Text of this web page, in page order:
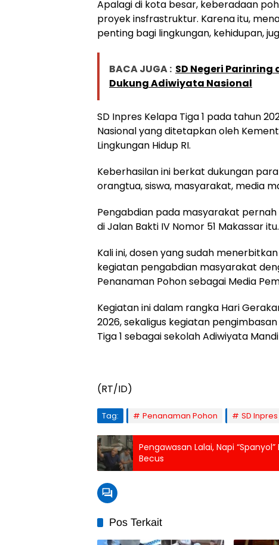
Apalagi di kota besar, keberadaan
proyek insfrastruktur. Karena itu,
penting bagi lingkungan, kehidupan,
BACA JUGA : SD Negeri Parinring
Dukung Adiwiyata Nasional
SD Inpres Kelapa Tiga 1 pada tahun
Nasional yang ditetapkan oleh
Lingkungan Hidup RI.
Keberhasilan ini berkat dukungan
orangtua, siswa, masyarakat, media
Pengabdian pada masyarakat
di Jalan Bakti IV Nomor 51 Makassar itu.
Kali ini, dosen yang sudah
kegiatan pengabdian masyarakat
Penanaman Pohon sebagai Media
Kegiatan ini dalam rangka Hari
2026, sekaligus kegiatan
Tiga 1 sebagai sekolah Adiwiyata
(RT/ID)
Tag: Penanaman Pohon SD
Pengawasan Lalai, Napi
Becus
Pos Terkait